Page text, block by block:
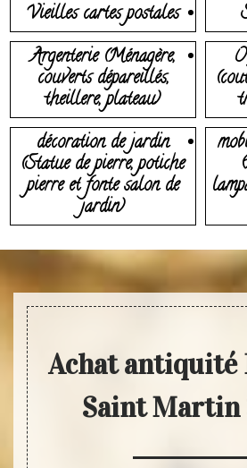
Vieilles cartes postales
Argenterie (Ménagère,
couverts dépareillés,
theillere, plateau)
décoration de jardin
(Statue de pierre, potiche
pierre et fonte salon de
jardin)
Achat antiquité
Saint Martin